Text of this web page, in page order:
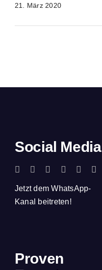
21. März 2020
Social Media
Jetzt dem WhatsApp-
Kanal beitreten!
Proven